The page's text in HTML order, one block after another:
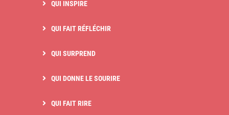
QUI INSPIRE
QUI FAIT RÉFLÉCHIR
QUI SURPREND
QUI DONNE LE SOURIRE
QUI FAIT RIRE